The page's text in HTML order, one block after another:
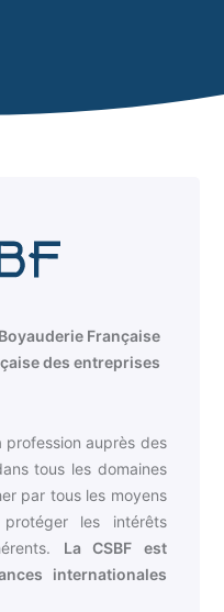
Française
des entreprises
profession auprès des
tous les domaines
par tous les moyens
les intérêts
La CSBF est
internationales